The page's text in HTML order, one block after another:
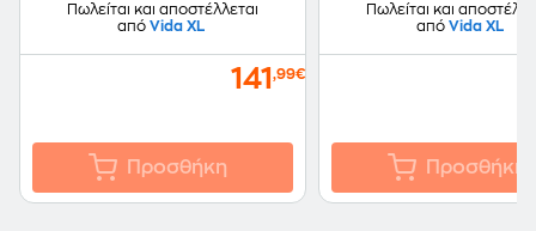
Πωλείται και αποστέλλεται
από Vida XL
141 ,99€
Προσθήκη
Πωλείται και
από Vida XL
Προσθήκη